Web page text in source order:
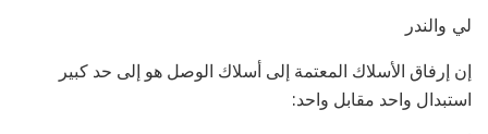
لي والندر
إن إرفاق الأسلاك المعتمة إلى أسلاك الوصل هو إلى حد كبير
استبدال واحد مقابل واحد: